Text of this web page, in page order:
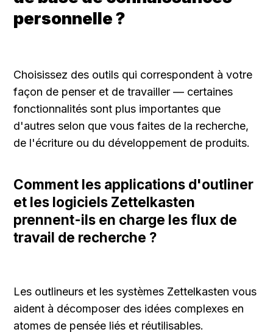
personnelle ?
Choisissez des outils qui correspondent à votre
façon de penser et de travailler — certaines
fonctionnalités sont plus importantes que
d'autres selon que vous faites de la recherche,
de l'écriture ou du développement de produits.
Comment les applications d'outliner
et les logiciels Zettelkasten
prennent-ils en charge les flux de
travail de recherche ?
Les outlineurs et les systèmes Zettelkasten vous
aident à décomposer des idées complexes en
atomes de pensée liés et réutilisables.